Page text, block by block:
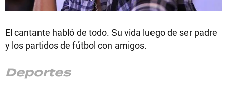
El cantante habló de todo. Su vida luego de ser padre
y los partidos de fútbol con amigos.
Deportes